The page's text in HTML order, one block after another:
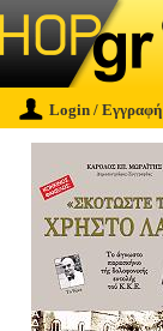
Login / Εγγραφή